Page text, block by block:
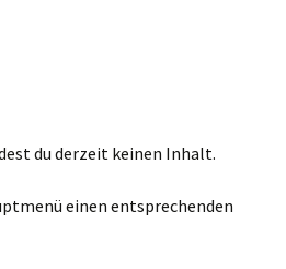
du derzeit keinen Inhalt.
einen entsprechenden